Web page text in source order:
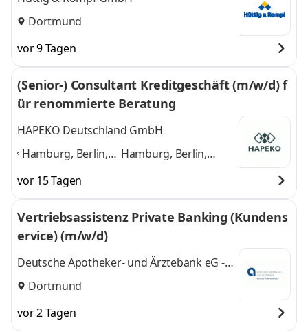
Dortmund
vor 9 Tagen
(Senior-) Consultant Kreditgeschäft (m/w/d) f
ür renommierte Beratung
HAPEKO Deutschland GmbH
Hamburg, Berlin,
Stuttgart,
Flensburg, Kiel,
Dortmund, Köln,
Göttingen,
Hamburg, Berlin,
Dortmund, Köln,
Göttingenund 7
vor 15 Tagen
Vertriebsassistenz Private Banking (Kundens
ervice) (m/w/d)
Deutsche Apotheker- und Ärztebank eG -
apoBank
Dortmund
vor 2 Tagen